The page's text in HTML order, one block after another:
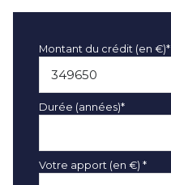
Montant du crédit (en €)*
Durée (années)*
Votre apport (en €) *